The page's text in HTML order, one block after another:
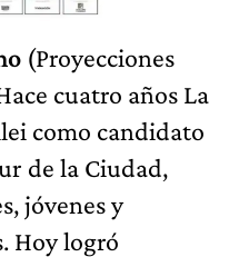
(Proyecciones
cuatro años La
como candidato
de la Ciudad,
jóvenes y
Hoy logró